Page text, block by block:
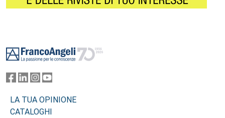
LA TUA OPINIONE
CATALOGHI